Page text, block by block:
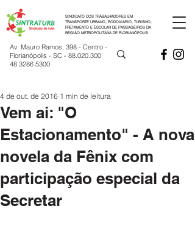
SINDICATO DOS TRABALHADORES EM
TRANSPORTE URBANO, RODOVIÁRIO, TURISMO,
FRETAMENTO E ESCOLAR DE PASSAGEIROS DA
REGIÃO METROPOLITANA DE FLORIANÓPOLIS
Av. Mauro Ramos, 398 - Centro -
Florianópolis - SC - 88.020.300
48 3286 5300
Vem ai: "O
Estacionamento" - A nova
novela da Fênix com
participação especial da
Secretar
4 de out. de 2016 1 min de leitura